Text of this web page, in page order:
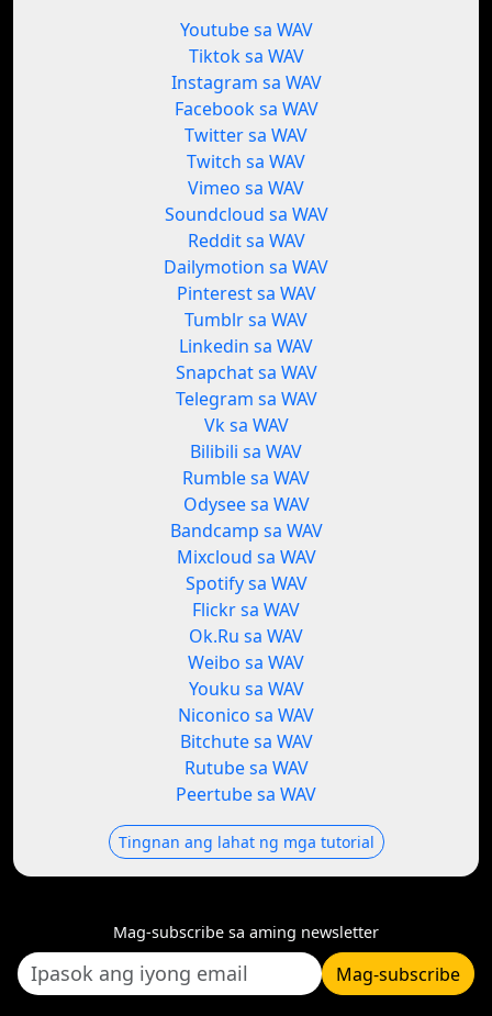
Youtube sa WAV
Tiktok sa WAV
Instagram sa WAV
Facebook sa WAV
Twitter sa WAV
Twitch sa WAV
Vimeo sa WAV
Soundcloud sa WAV
Reddit sa WAV
Dailymotion sa WAV
Pinterest sa WAV
Tumblr sa WAV
Linkedin sa WAV
Snapchat sa WAV
Telegram sa WAV
Vk sa WAV
Bilibili sa WAV
Rumble sa WAV
Odysee sa WAV
Bandcamp sa WAV
Mixcloud sa WAV
Spotify sa WAV
Flickr sa WAV
Ok.Ru sa WAV
Weibo sa WAV
Youku sa WAV
Niconico sa WAV
Bitchute sa WAV
Rutube sa WAV
Peertube sa WAV
Tingnan ang lahat ng mga tutorial
Mag-subscribe sa aming newsletter
Mag-subscribe